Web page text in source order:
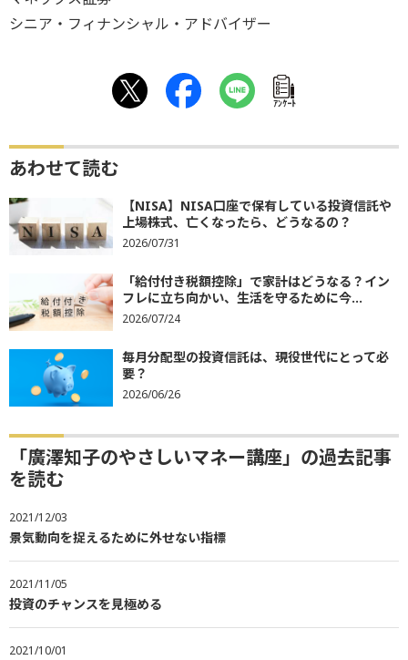
シニア・フィナンシャル・アドバイザー
ｱﾝｹｰﾄ
あわせて読む
【NISA】NISA口座で保有している投資信託や
上場株式、亡くなったら、どうなるの？
2026/07/31
「給付付き税額控除」で家計はどうなる？イン
フレに立ち向かい、生活を守るために今...
2026/07/24
毎月分配型の投資信託は、現役世代にとって必
要？
2026/06/26
「廣澤知子のやさしいマネー講座」の過去記事
を読む
2021/12/03
景気動向を捉えるために外せない指標
2021/11/05
投資のチャンスを見極める
2021/10/01